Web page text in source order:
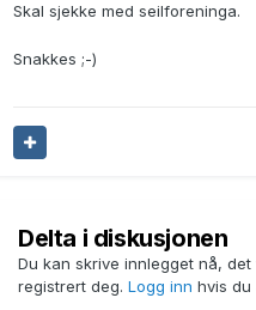
Skal sjekke med seilforeninga.
Snakkes ;-)
Delta i diskusjonen
Du kan skrive innlegget nå,
registrert deg. Logg inn hvis du